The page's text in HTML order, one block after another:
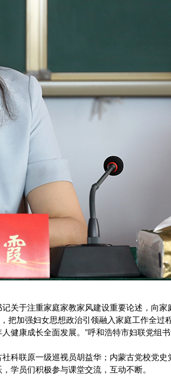
关于注重家庭家教家风建设重要论述，向家
把加强妇女思想政治引领融入家庭工作全过
健康成长全面发展。”呼和浩特市妇联党组
科联原一级巡视员胡益华；内蒙古党校党
学员们积极参与课堂交流，互动不断。